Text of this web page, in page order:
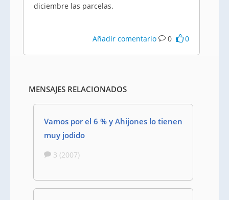
diciembre las parcelas.
Añadir comentario 0 0
MENSAJES RELACIONADOS
Vamos por el 6 % y Ahijones lo tienen
muy jodido
3 (2007)